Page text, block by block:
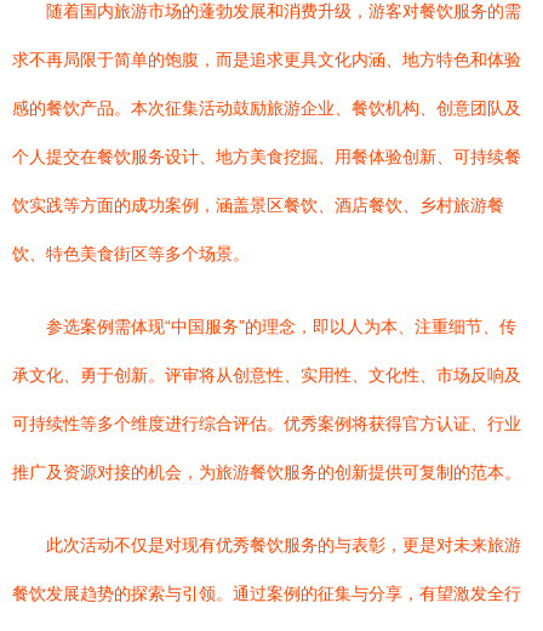
随着国内旅游市场的蓬勃发展和消费升级，游客对餐饮服务的需
求不再局限于简单的饱腹，而是追求更具文化内涵、地方特色和体验
感的餐饮产品。本次征集活动鼓励旅游企业、餐饮机构、创意团队及
个人提交在餐饮服务设计、地方美食挖掘、用餐体验创新、可持续餐
饮实践等方面的成功案例，涵盖景区餐饮、酒店餐饮、乡村旅游餐
饮、特色美食街区等多个场景。
参选案例需体现“中国服务”的理念，即以人为本、注重细节、传
承文化、勇于创新。评审将从创意性、实用性、文化性、市场反响及
可持续性等多个维度进行综合评估。优秀案例将获得官方认证、行业
推广及资源对接的机会，为旅游餐饮服务的创新提供可复制的范本。
此次活动不仅是对现有优秀餐饮服务的与表彰，更是对未来旅游
餐饮发展趋势的探索与引领。通过案例的征集与分享，有望激发全行